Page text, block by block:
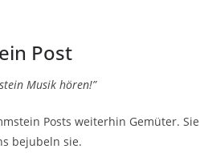
Post
Musik hören!”
Posts weiterhin Gemüter. Sie
bejubeln sie.